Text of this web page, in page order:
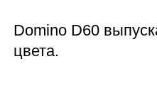
Domino D60
цвета.